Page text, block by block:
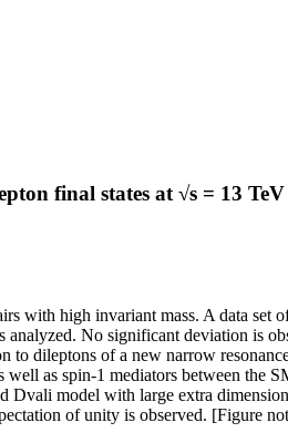
final states at √s = 13 TeV
with high invariant mass. A data
No significant deviation is
dileptons of a new narrow
as spin-1 mediators between
model with large extra
of unity is observed. [Figure